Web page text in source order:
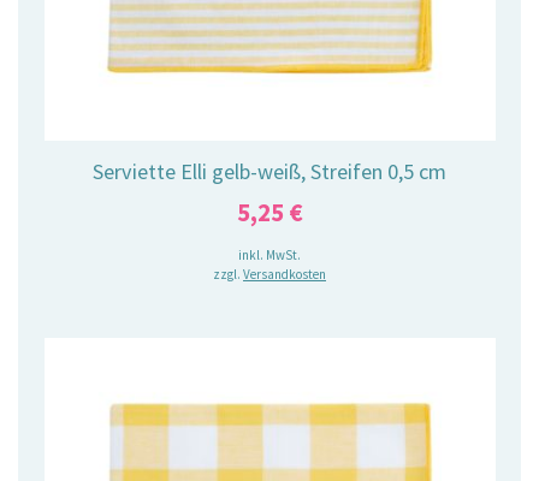
Serviette Elli gelb-weiß, Streifen 0,5 cm
5,25 €
inkl. MwSt.
zzgl. Versandkosten